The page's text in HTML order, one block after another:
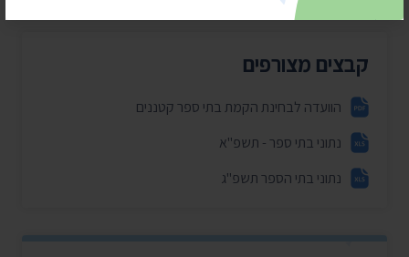
קבצים מצורפים
הוועדה לבחינת הקמת בתי ספר קטננים
נתוני בתי ספר - תשפ"א
נתוני בתי הספר תשפ"ג